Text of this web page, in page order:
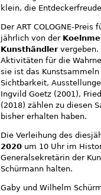
klein, die
Der ART COLOGNE-Preis
jährlich von der
Kunsthändlervergeben.
Aktivitäten für die
sie ist das
Sichtbarkeit,
Ingvild Goetz (2001),
(2018) zählen zu diesen
bisher erhalten haben.
Die Verleihung des
2020 um 10 Uhr im
Generalsekretärin der
Schürmann halten.
Gaby und Wilhelm